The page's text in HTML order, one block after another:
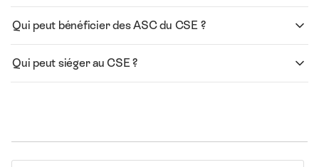
Qui peut bénéficier des ASC du CSE ?
Qui peut siéger au CSE ?